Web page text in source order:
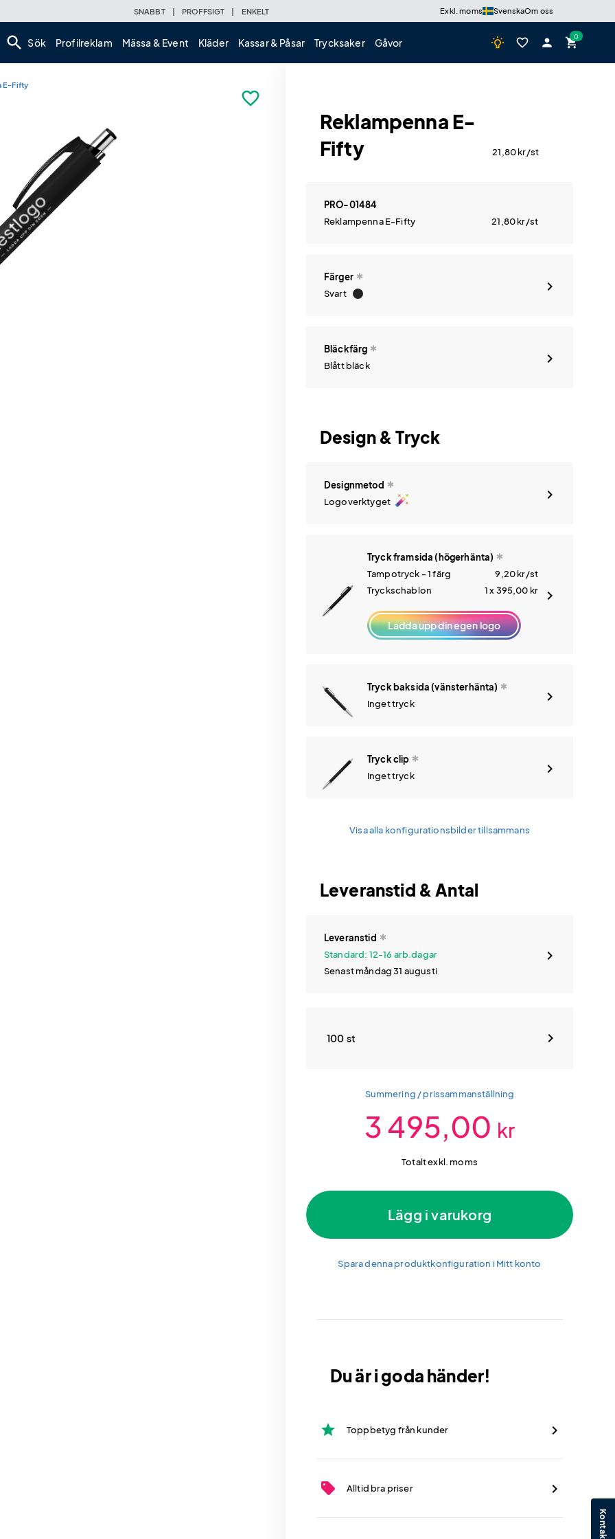
SNABBT | PROFFSIGT | ENKELT Exkl. moms SvenskaOm oss
search Sök Profilreklam Mässa & Event Kläder Kassar & Påsar Trycksaker Gåvor wb_incandescent favorite_border person shopping_cart
E-Fifty
favorite_border
Reklampenna E-
Fifty
21,80kr/st
PRO-01484
Reklampenna E-Fifty
21,80kr/st
Färger
Svart
Bläckfärg
Blått bläck
Design & Tryck
Designmetod
Logoverktyget auto_fix_high
Tryck framsida (högerhänta)
Tampotryck - 1 färg
9,20kr/st
Tryckschablon
1 x 395,00 kr
Ladda upp din egen logo
Tryck baksida (vänsterhänta)
Inget tryck
Tryck clip
Inget tryck
Visa alla konfigurationsbilder tillsammans
Leveranstid & Antal
Leveranstid
Standard: 12-16 arb.dagar
Senast måndag 31 augusti
100 st
Summering / prissammanställning
3 495,00 kr
Totalt exkl. moms
Lägg i varukorg
Spara denna produktkonfiguration i Mitt konto
Du är i goda händer!
star Toppbetyg från kunder
sell Alltid bra priser